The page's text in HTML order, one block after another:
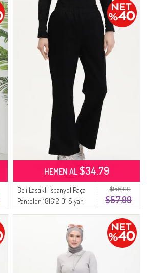
$146.00
$57.99
Beli Lastikli İspanyol Paça
Pantolon 181612-01 Siyah
HEMEN AL$34.79